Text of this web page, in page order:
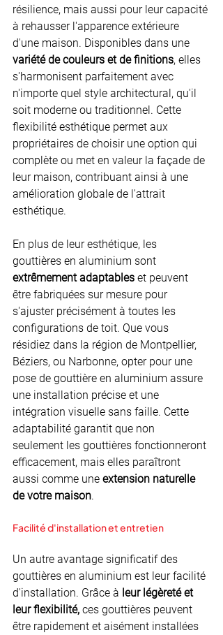
résilience, mais aussi pour leur capacité
à rehausser l'apparence extérieure
d'une maison. Disponibles dans une
variété de couleurs et de finitions, elles
s'harmonisent parfaitement avec
n'importe quel style architectural, qu'il
soit moderne ou traditionnel. Cette
flexibilité esthétique permet aux
propriétaires de choisir une option qui
complète ou met en valeur la façade de
leur maison, contribuant ainsi à une
amélioration globale de l'attrait
esthétique.
En plus de leur esthétique, les
gouttières en aluminium sont
extrêmement adaptables et peuvent
être fabriquées sur mesure pour
s'ajuster précisément à toutes les
configurations de toit. Que vous
résidiez dans la région de Montpellier,
Béziers, ou Narbonne, opter pour une
pose de gouttière en aluminium assure
une installation précise et une
intégration visuelle sans faille. Cette
adaptabilité garantit que non
seulement les gouttières fonctionneront
efficacement, mais elles paraîtront
aussi comme une extension naturelle
de votre maison.
Facilité d'installation et entretien
Un autre avantage significatif des
gouttières en aluminium est leur facilité
d'installation. Grâce à leur légèreté et
leur flexibilité, ces gouttières peuvent
être rapidement et aisément installées